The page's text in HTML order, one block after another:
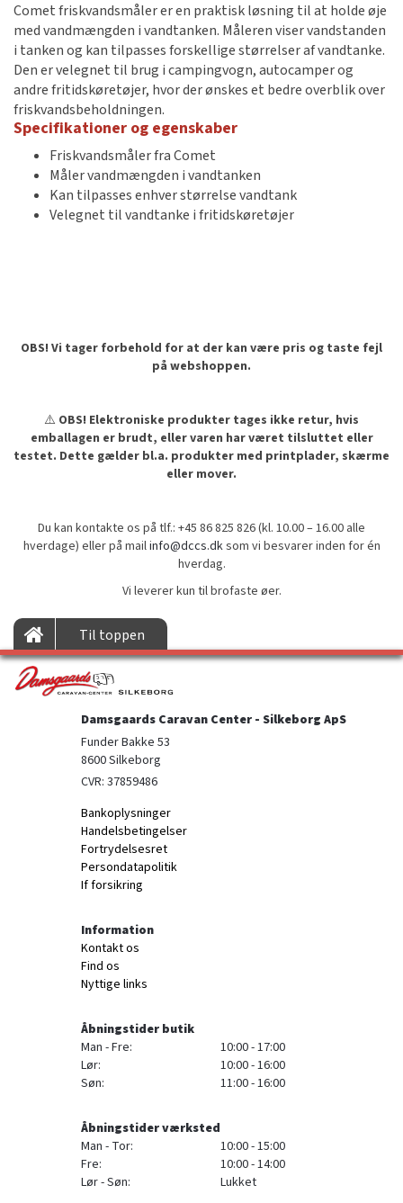
Comet friskvandsmåler er en praktisk løsning til at holde øje
med vandmængden i vandtanken. Måleren viser vandstanden
i tanken og kan tilpasses forskellige størrelser af vandtanke.
Den er velegnet til brug i campingvogn, autocamper og
andre fritidskøretøjer, hvor der ønskes et bedre overblik over
friskvandsbeholdningen.
Specifikationer og egenskaber
Friskvandsmåler fra Comet
Måler vandmængden i vandtanken
Kan tilpasses enhver størrelse vandtank
Velegnet til vandtanke i fritidskøretøjer
OBS! Vi tager forbehold for at der kan være pris og taste fejl
på webshoppen.
⚠️ OBS! Elektroniske produkter tages ikke retur, hvis
emballagen er brudt, eller varen har været tilsluttet eller
testet. Dette gælder bl.a. produkter med printplader, skærme
eller mover.
Du kan kontakte os på tlf.: +45 86 825 826 (kl. 10.00 – 16.00 alle
hverdage) eller på mailinfo@dccs.dksom vi besvarer inden for én
hverdag.
Vi leverer kun til brofaste øer.
Til toppen
Damsgaards Caravan Center - Silkeborg ApS
Funder Bakke 53
8600 Silkeborg
CVR: 37859486
Bankoplysninger
Handelsbetingelser
Fortrydelsesret
Persondatapolitik
If forsikring
Information
Kontakt os
Find os
Nyttige links
Åbningstider butik
Man - Fre:
10:00 - 17:00
Lør:
10:00 - 16:00
Søn:
11:00 - 16:00
Åbningstider værksted
Man - Tor:
10:00 - 15:00
Fre:
10:00 - 14:00
Lør - Søn:
Lukket